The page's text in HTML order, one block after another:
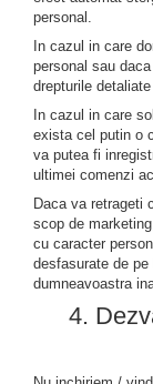
personal.
In cazul in care
personal sau
drepturile
In cazul in care
exista cel putin o
va putea fi
ultimei comenzi
Daca va retrageti
scop de
cu caracter
desfasurate de
dumneavoastra
4.